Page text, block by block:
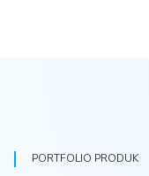
PORTFOLIO PRODUK